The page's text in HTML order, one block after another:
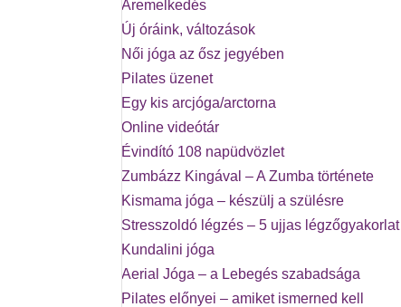
Áremelkedés
Új óráink, változások
Női jóga az ősz jegyében
Pilates üzenet
Egy kis arcjóga/arctorna
Online videótár
Évindító 108 napüdvözlet
Zumbázz Kingával – A Zumba története
Kismama jóga – készülj a szülésre
Stresszoldó légzés – 5 ujjas légzőgyakorlat
Kundalini jóga
Aerial Jóga – a Lebegés szabadsága
Pilates előnyei – amiket ismerned kell